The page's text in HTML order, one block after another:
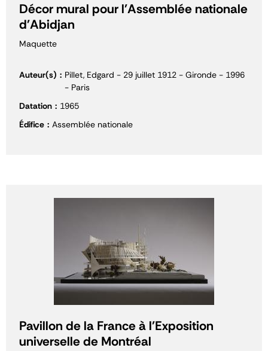
Décor mural pour l'Assemblée nationale
d'Abidjan
Maquette
Auteur(s)
Pillet, Edgard - 29 juillet 1912 - Gironde - 1996
- Paris
Datation
1965
Édifice
Assemblée nationale
Pavillon de la France à l'Exposition
universelle de Montréal